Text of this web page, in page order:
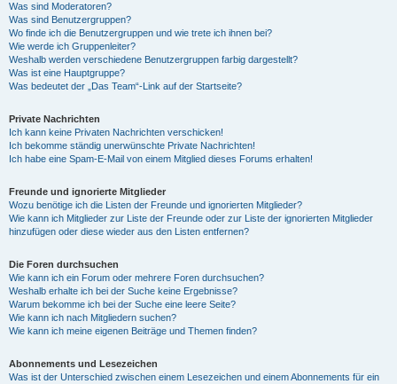
Was sind Moderatoren?
Was sind Benutzergruppen?
Wo finde ich die Benutzergruppen und wie trete ich ihnen bei?
Wie werde ich Gruppenleiter?
Weshalb werden verschiedene Benutzergruppen farbig dargestellt?
Was ist eine Hauptgruppe?
Was bedeutet der „Das Team“-Link auf der Startseite?
Private Nachrichten
Ich kann keine Privaten Nachrichten verschicken!
Ich bekomme ständig unerwünschte Private Nachrichten!
Ich habe eine Spam-E-Mail von einem Mitglied dieses Forums erhalten!
Freunde und ignorierte Mitglieder
Wozu benötige ich die Listen der Freunde und ignorierten Mitglieder?
Wie kann ich Mitglieder zur Liste der Freunde oder zur Liste der ignorierten Mitglieder
hinzufügen oder diese wieder aus den Listen entfernen?
Die Foren durchsuchen
Wie kann ich ein Forum oder mehrere Foren durchsuchen?
Weshalb erhalte ich bei der Suche keine Ergebnisse?
Warum bekomme ich bei der Suche eine leere Seite?
Wie kann ich nach Mitgliedern suchen?
Wie kann ich meine eigenen Beiträge und Themen finden?
Abonnements und Lesezeichen
Was ist der Unterschied zwischen einem Lesezeichen und einem Abonnements für ein